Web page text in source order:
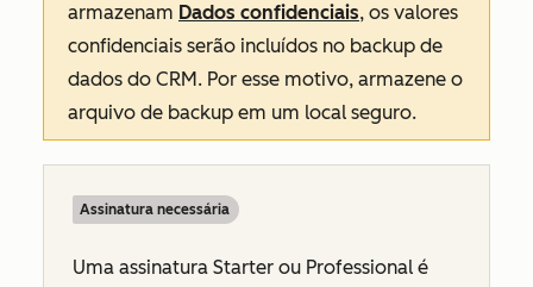
armazenam Dados confidenciais, os valores
confidenciais serão incluídos no backup de
dados do CRM. Por esse motivo, armazene o
arquivo de backup em um local seguro.
Assinatura necessária
Uma assinatura Starter ou Professional é